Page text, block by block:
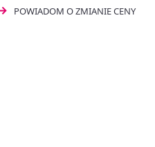
POWIADOM O ZMIANIE CENY